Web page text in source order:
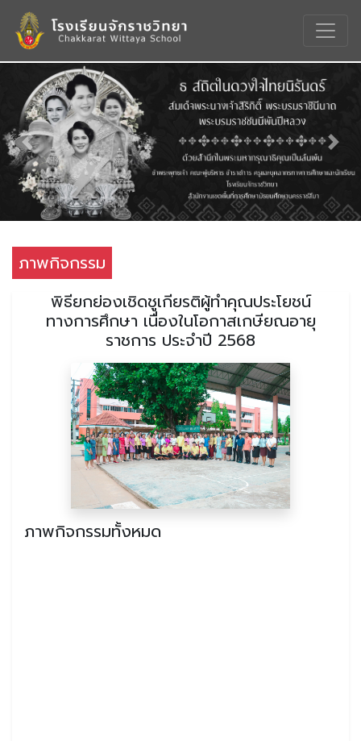
Previous Next
ภาพกิจกรรม
พิธียกย่องเชิดชูเกียรติผู้ทำคุณประโยชน์
ทางการศึกษา เนื่องในโอกาสเกษียณอายุ
ราชการ ประจำปี 2568
ภาพกิจกรรมทั้งหมด